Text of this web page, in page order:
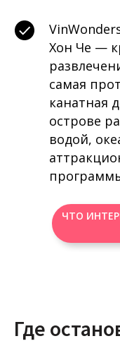
Хон Че —
самая
канатная
острове
водой,
ЧТО
Где